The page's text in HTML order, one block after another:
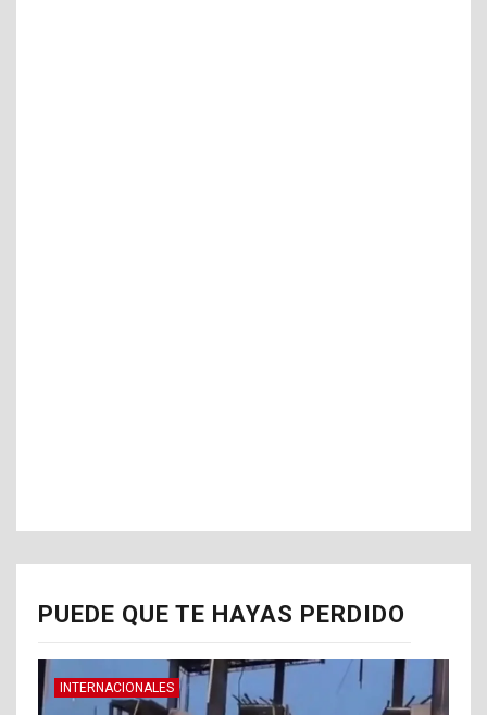
PUEDE QUE TE HAYAS PERDIDO
INTERNACIONALES